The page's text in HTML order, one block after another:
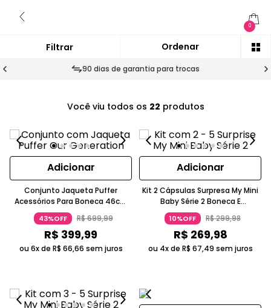
0
90 dias de garantia para trocas
Você viu todos os 22 produtos
Adicionar
Conjunto Jaqueta Puffer
Acessórios Para Boneca 46cm
Roxo Our Generation Candide
43%OFF R$699,99
R$ 399,99
ou 6x de R$ 66,66 sem juros
Adicionar
Kit 2 Cápsulas Surpresa My Mini
Baby Série 2 Boneca E
Acessórios Candide
10%OFF R$299,98
R$ 269,98
ou 4x de R$ 67,49 sem juros